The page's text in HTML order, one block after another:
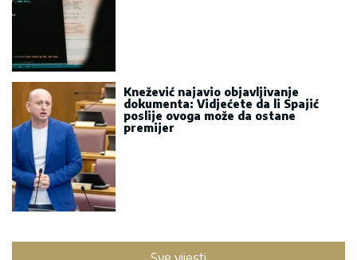
Knežević najavio objavljivanje
dokumenta: Vidjećete da li Spajić
poslije ovoga može da ostane
premijer